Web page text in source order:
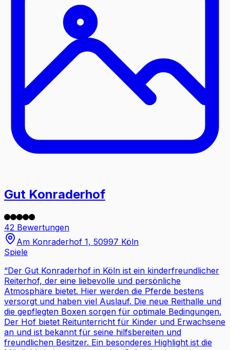
Gut Konraderhof
42 Bewertungen
Am Konraderhof 1, 50997 Köln
Spiele
“Der Gut Konraderhof in Köln ist ein kinderfreundlicher
Reiterhof, der eine liebevolle und persönliche
Atmosphäre bietet. Hier werden die Pferde bestens
versorgt und haben viel Auslauf. Die neue Reithalle und
die gepflegten Boxen sorgen für optimale Bedingungen.
Der Hof bietet Reitunterricht für Kinder und Erwachsene
an und ist bekannt für seine hilfsbereiten und
freundlichen Besitzer. Ein besonderes Highlight ist die